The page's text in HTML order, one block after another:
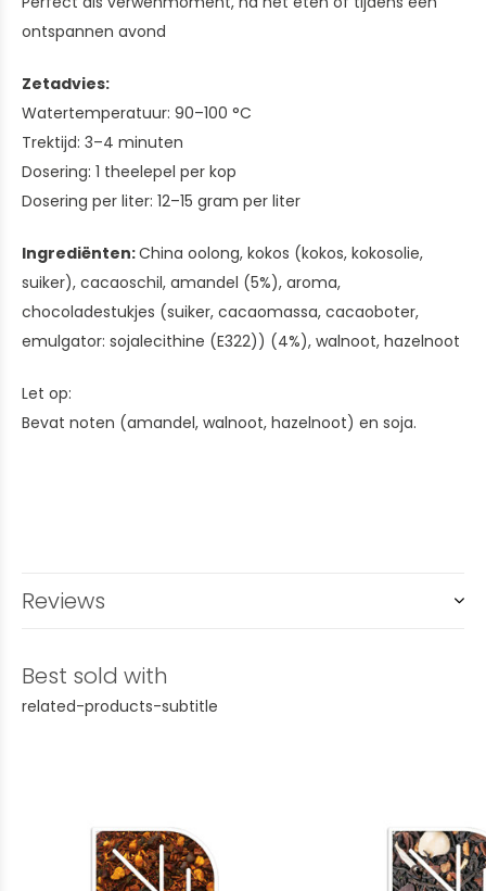
ontspannen avond
Zetadvies:
Watertemperatuur: 90–100 °C
Trektijd: 3–4 minuten
Dosering: 1 theelepel per kop
Dosering per liter: 12–15 gram per liter
Ingrediënten:China oolong, kokos (kokos, kokosolie,
suiker), cacaoschil, amandel (5%), aroma,
chocoladestukjes (suiker, cacaomassa, cacaoboter,
emulgator: sojalecithine (E322)) (4%), walnoot, hazelnoot
Let op:
Bevat noten (amandel, walnoot, hazelnoot) en soja.
Reviews
Best sold with
related-products-subtitle